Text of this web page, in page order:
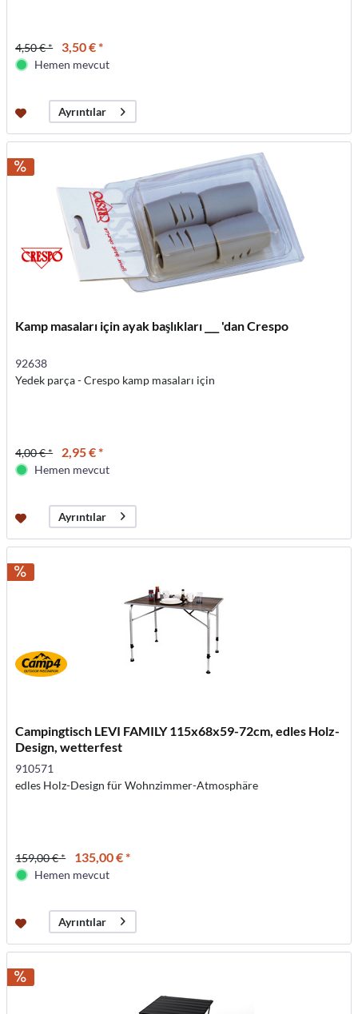
4,50 € * 3,50 € *
Hemen mevcut
Ayrıntılar
Kamp masaları için ayak başlıkları ___ 'dan Crespo
92638
Yedek parça - Crespo kamp masaları için
4,00 € * 2,95 € *
Hemen mevcut
Ayrıntılar
Campingtisch LEVI FAMILY 115x68x59-72cm, edles Holz-
Design, wetterfest
910571
edles Holz-Design für Wohnzimmer-Atmosphäre
159,00 € * 135,00 € *
Hemen mevcut
Ayrıntılar